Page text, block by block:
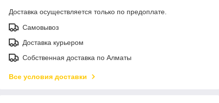
Доставка осуществляется только по предоплате.
Самовывоз
Доставка курьером
Собственная доставка по Алматы
Все условия доставки